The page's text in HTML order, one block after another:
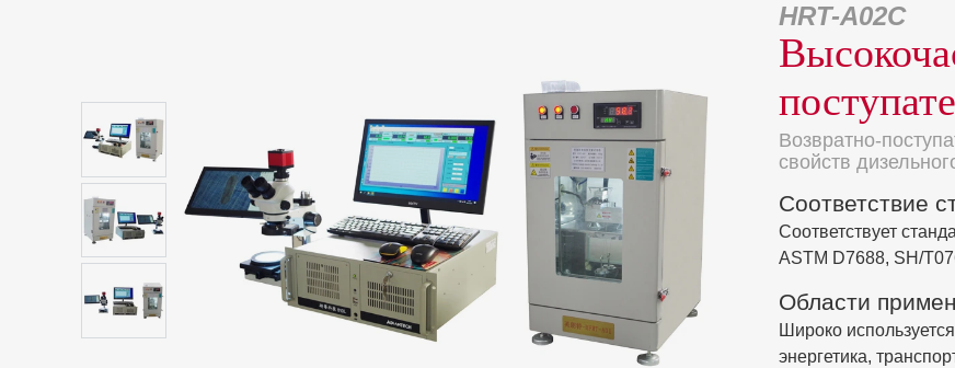
HRT-A02C
Возвратно-
свойств
Соответствие
Соответствует
ASTM D7688, SH/
Области
Широко
энергетика,